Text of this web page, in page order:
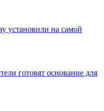
установили на самой
готовят основание для